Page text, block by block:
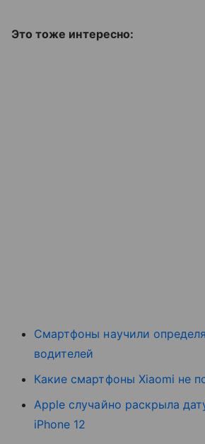
Это тоже интересно:
Смартфоны научили
водителей
Какие смартфоны Xiaomi не
Apple случайно раскрыла
iPhone 12